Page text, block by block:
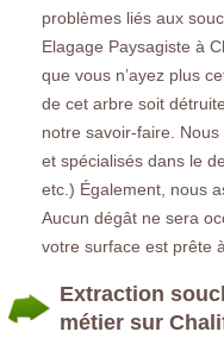
problèmes liés aux
Elagage Paysagiste à
que vous n’ayez plus
de cet arbre soit
notre savoir-faire.
et spécialisés dans le
etc.) Également, nous
Aucun dégât ne sera
votre surface est prête
Extraction
métier sur